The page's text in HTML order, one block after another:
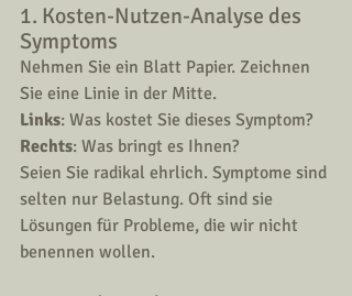
1. Kosten-Nutzen-Analyse des
Symptoms
Nehmen Sie ein Blatt Papier. Zeichnen
Sie eine Linie in der Mitte.
Links: Was kostet Sie dieses Symptom?
Rechts: Was bringt es Ihnen?
Seien Sie radikal ehrlich. Symptome sind
selten nur Belastung. Oft sind sie
Lösungen für Probleme, die wir nicht
benennen wollen.